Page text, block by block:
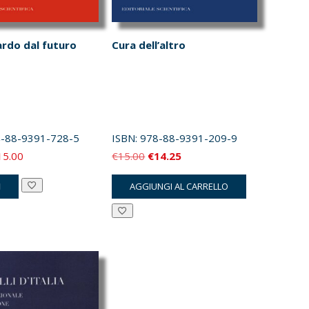
dal futuro
88-9391-728-5
Fascia
prezzo:
Questo
prodotto
varianti.
opzioni
Cura dell’altro
ISBN:978-88-9391-209-9
€15.00 Il
prezzo
originale
€14.25Il
prezzo
attuale
AGGIUNGI AL CARRELLO